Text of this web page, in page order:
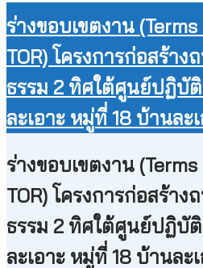
ร่างขอบเขตงาน
TOR) โครงการก่อสร้า
ธรรม 2 ทิศใต้ศูนย์ปฏิบั
ละเอาะ หมู่ที่ 18 บ้านละ
ร่างขอบเขตงาน
TOR) โครงการก่อสร้า
ธรรม 2 ทิศใต้ศูนย์ปฏิบั
ละเอาะ หมู่ที่ 18 บ้านละ